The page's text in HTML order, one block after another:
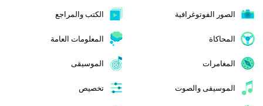
الصور الفوتوغرافية الكتب والمراجع
المحاكاة المعلومات العامة
المغامرات الموسيقى
الموسيقى والصوت تخصيص